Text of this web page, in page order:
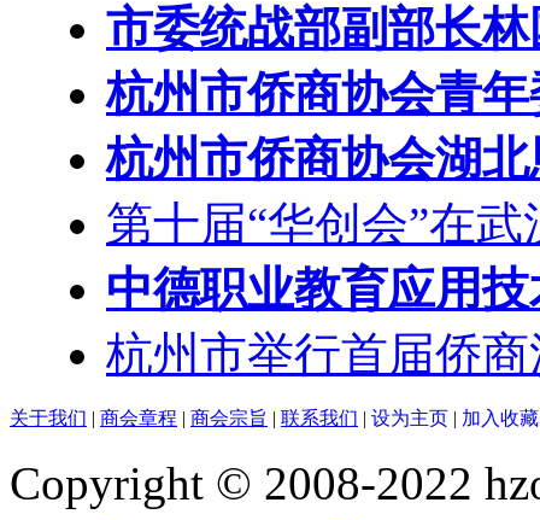
市委统战部副部长
杭州市侨商协会青
杭州市侨商协会湖
第十届“华创会”在武
中德职业教育应用
杭州市举行首届侨
关于我们 | 商会章程 | 商会宗旨 | 联系我们 | 设为主页 | 加入收藏
Copyright © 2008-2022